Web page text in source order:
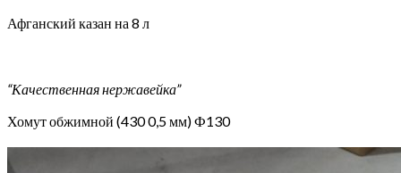
Афганский казан на 8 л
“Качественная нержавейка”
Хомут обжимной (430 0,5 мм) Ф130